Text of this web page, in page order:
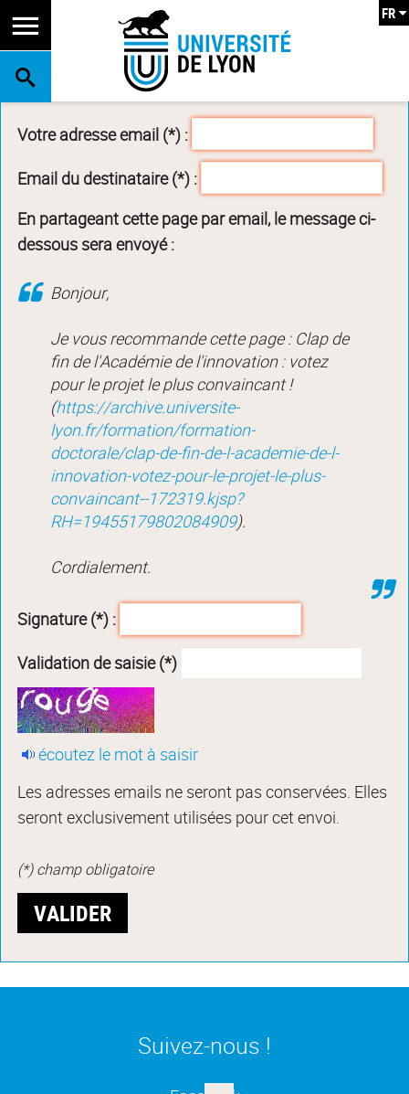
RECHERCHE
FR
Votre adresse email (*) :
Email du destinataire (*) :
En partageant cette page par email, le message ci-
dessous sera envoyé :
Bonjour,
Je vous recommande cette page : Clap de
fin de l'Académie de l'innovation : votez
pour le projet le plus convaincant !
(https://archive.universite-
lyon.fr/formation/formation-
doctorale/clap-de-fin-de-l-academie-de-l-
innovation-votez-pour-le-projet-le-plus-
convaincant--172319.kjsp?
RH=19455179802084909).
Cordialement.
Signature (*) :
Validation de saisie (*)
écoutez le mot à saisir
Les adresses emails ne seront pas conservées. Elles
seront exclusivement utilisées pour cet envoi.
(*) champ obligatoire
Suivez-nous !